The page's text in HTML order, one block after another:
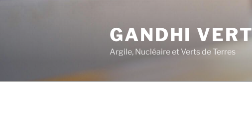
GANDHI VERT
Argile, Nucléaire et Verts de Terres